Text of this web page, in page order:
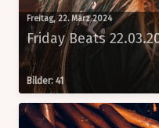
Freitag, 22. März 2024
Friday Beats
Bilder: 41